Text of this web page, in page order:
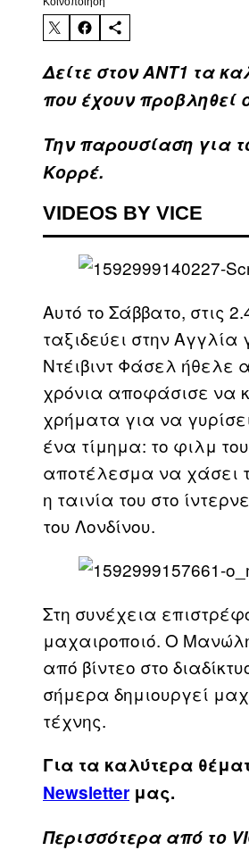
Δείτε στον ΑΝΤ1 τα
που έχουν προβληθεί
Την παρουσίαση για
Κορρέ.
VIDEOS BY VICE
Αυτό το Σάββατο, στις
ταξιδεύει στην
Ντέιβιντ Φάσελ ήθελε
χρόνια αποφάσισε να
χρήματα για να
ένα τίμημα: το φιλμ
αποτέλεσμα να χάσει
η ταινία του στο
του Λονδίνου.
Στη συνέχεια
μαχαιροποιό. Ο
από βίντεο στο
σήμερα δημιουργεί
τέχνης.
Για τα καλύτερα
Newsletter μας.
Περισσότερα από το